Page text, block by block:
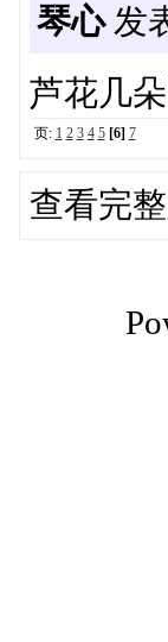
琴心发
芦花几
页: 1 2 3 4 5 [6] 7
查看完